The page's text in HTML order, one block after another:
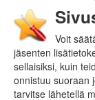
Voit
jäsenten
sellaisiksi, kuin
onnistuu suoraan
tarvitse lähetellä